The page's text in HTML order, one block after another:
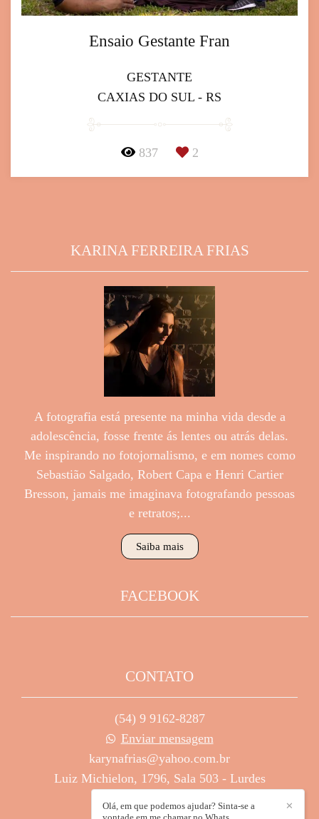
Ensaio Gestante Fran
GESTANTE
CAXIAS DO SUL - RS
837 2
KARINA FERREIRA FRIAS
A fotografia está presente na minha vida desde a
adolescência, fosse frente ás lentes ou atrás delas.
Me inspirando no fotojornalismo, e em nomes como
Sebastião Salgado, Robert Capa e Henri Cartier
Bresson, jamais me imaginava fotografando pessoas
e retratos;...
Saiba mais
FACEBOOK
CONTATO
(54) 9 9162-8287
Enviar mensagem
karynafrias@yahoo.com.br
Luiz Michielon, 1796, Sala 503 - Lurdes
✕
Olá, em que podemos ajudar? Sinta-se a